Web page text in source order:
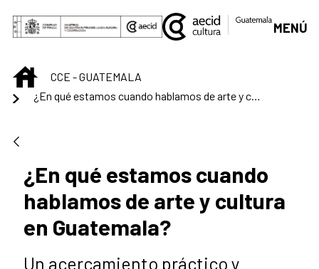
Skip to Main Content
MENÚ
INICIOCCE - GUATEMALA
¿En qué estamos cuando hablamos de arte y cultura en Guatemala?
¿En qué estamos cuando
hablamos de arte y cultura
en Guatemala?
Un acercamiento práctico y